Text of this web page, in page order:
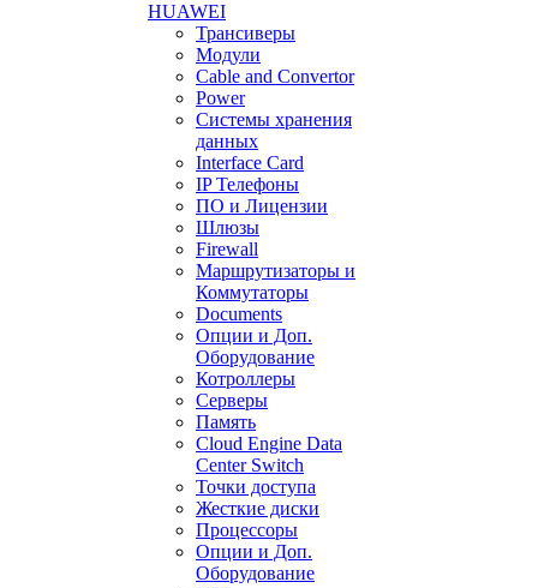
HUAWEI
Трансиверы
Модули
Cable and Convertor
Power
Системы хранения
данных
Interface Card
IP Телефоны
ПО и Лицензии
Шлюзы
Firewall
Маршрутизаторы и
Коммутаторы
Documents
Опции и Доп.
Оборудование
Котроллеры
Серверы
Память
Cloud Engine Data
Center Switch
Точки доступа
Жесткие диски
Процессоры
Опции и Доп.
Оборудование